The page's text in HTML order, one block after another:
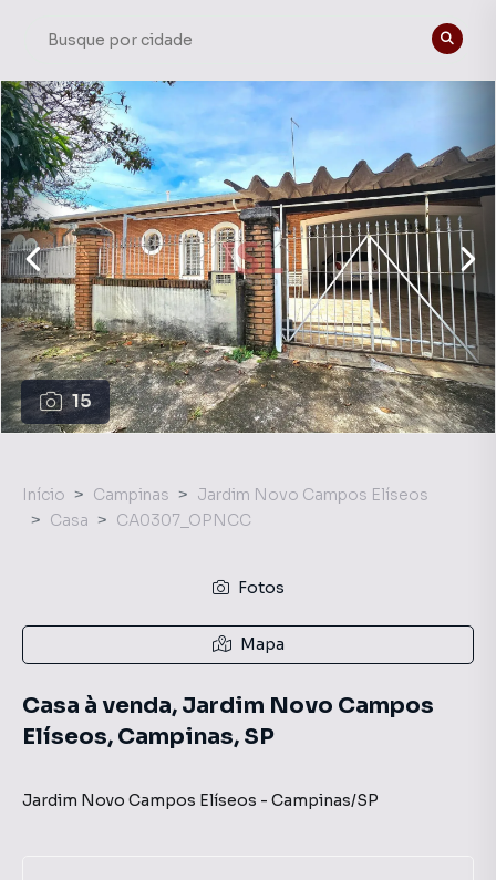
15
Início Campinas
Jardim Novo Campos Elíseos
Casa
CA0307_OPNCC
Fotos
Mapa
Casa à venda, Jardim Novo Campos
Elíseos, Campinas, SP
Jardim Novo Campos Elíseos - Campinas/SP